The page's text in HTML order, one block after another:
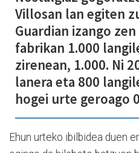
Villosan lan egiten
Guardian izango
fabrikan 1.000
zirenean, 1.000. Ni
lanera eta 800
hogei urte geroago
Ehun urteko ibilbidea duen